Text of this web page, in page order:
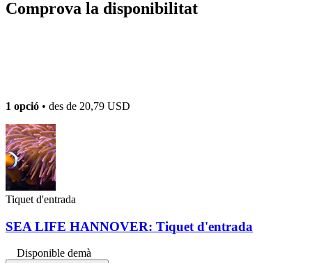
Comprova la disponibilitat
1 opció • des de 20,79 USD
Tiquet d'entrada
SEA LIFE HANNOVER: Tiquet d'entrada
Disponible demà